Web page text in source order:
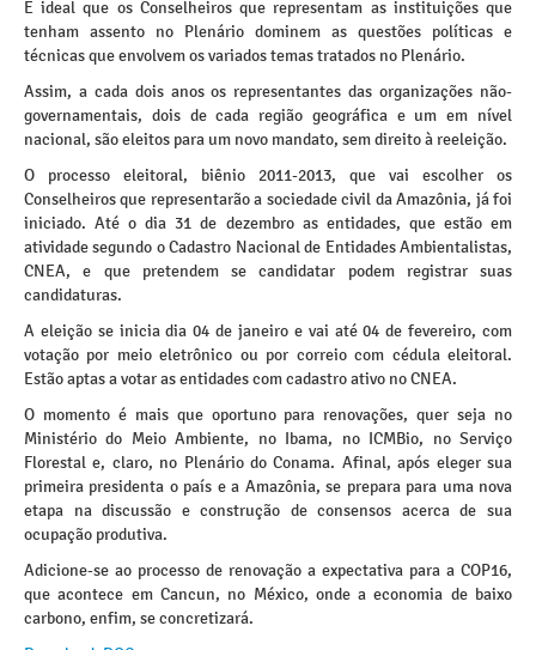
É ideal que os Conselheiros que representam as instituições que
tenham assento no Plenário dominem as questões políticas e
técnicas que envolvem os variados temas tratados no Plenário.
Assim, a cada dois anos os representantes das organizações não-
governamentais, dois de cada região geográfica e um em nível
nacional, são eleitos para um novo mandato, sem direito à reeleição.
O processo eleitoral, biênio 2011-2013, que vai escolher os
Conselheiros que representarão a sociedade civil da Amazônia, já foi
iniciado. Até o dia 31 de dezembro as entidades, que estão em
atividade segundo o Cadastro Nacional de Entidades Ambientalistas,
CNEA, e que pretendem se candidatar podem registrar suas
candidaturas.
A eleição se inicia dia 04 de janeiro e vai até 04 de fevereiro, com
votação por meio eletrônico ou por correio com cédula eleitoral.
Estão aptas a votar as entidades com cadastro ativo no CNEA.
O momento é mais que oportuno para renovações, quer seja no
Ministério do Meio Ambiente, no Ibama, no ICMBio, no Serviço
Florestal e, claro, no Plenário do Conama. Afinal, após eleger sua
primeira presidenta o país e a Amazônia, se prepara para uma nova
etapa na discussão e construção de consensos acerca de sua
ocupação produtiva.
Adicione-se ao processo de renovação a expectativa para a COP16,
que acontece em Cancun, no México, onde a economia de baixo
carbono, enfim, se concretizará.